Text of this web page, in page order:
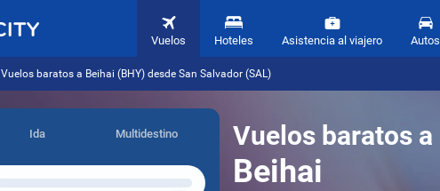
Vuelos Hoteles Asistencia al viajero Autos
Vuelos baratos a Beihai (BHY) desde San Salvador (SAL)
Vuelos baratos a
Beihai
Ida Multidestino